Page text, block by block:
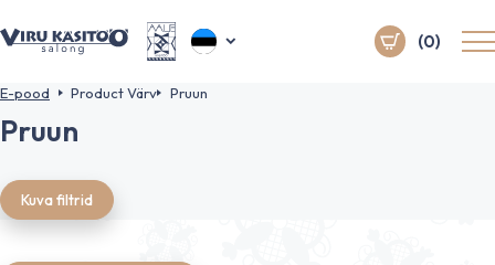
(0)
E-pood Product Värv Pruun
Pruun
Kuva filtrid